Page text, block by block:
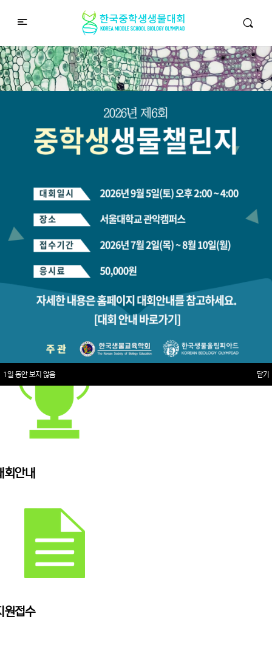
중학생생물챌린지
Middle School Korea Biology Olympiad
2026 대회 접수 안내
회안내
원접수
1일 동안 보지 않음 닫기